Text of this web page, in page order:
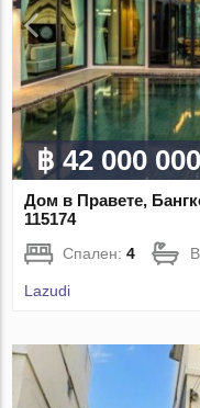
฿ 42 000 000
Дом в Правете,
115174
Спален:4
Lazudi